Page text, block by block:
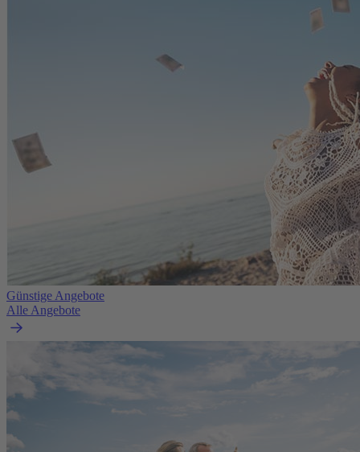
Günstige Angebote
Alle Angebote